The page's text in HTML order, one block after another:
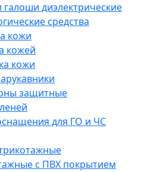
галоши диэлектрические
средства
кожи
кожей
кожи
защитные
для ГО и ЧС
с ПВХ покрытием